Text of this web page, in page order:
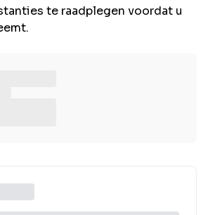
te raadplegen voordat u